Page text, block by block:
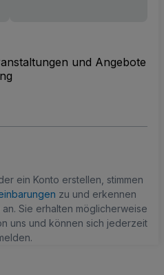
und Angebote
ein Konto erstellen, stimmen
zu und erkennen
an. Sie erhalten möglicherweise
uns und können sich jederzeit